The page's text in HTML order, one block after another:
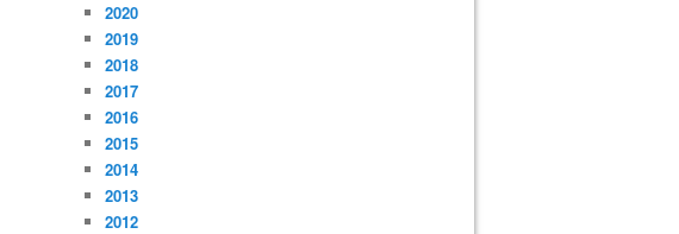
2020
2019
2018
2017
2016
2015
2014
2013
2012